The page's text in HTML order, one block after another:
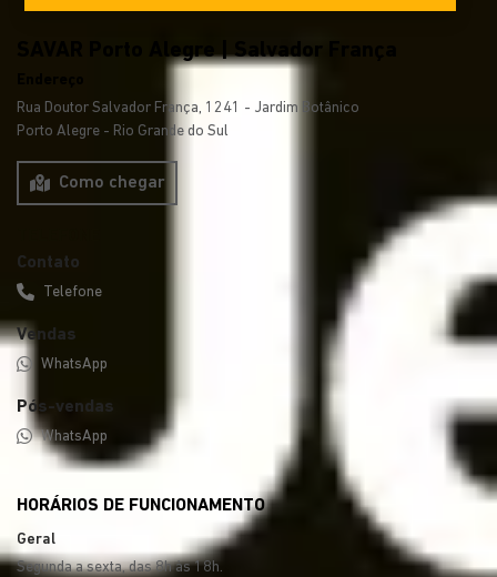
SAVAR Porto Alegre | Salvador França
Rua Doutor Salvador França, 1241 - Jardim Botânico
Porto Alegre - Rio Grande do Sul
Como chegar
Contato
Telefone
Vendas
WhatsApp
Pós-vendas
WhatsApp
HORÁRIOS DE FUNCIONAMENTO
Geral
Segunda a sexta, das 8h às 18h.